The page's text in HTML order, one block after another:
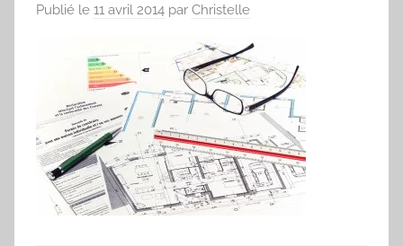
Publié le 11 avril 2014 par Christelle